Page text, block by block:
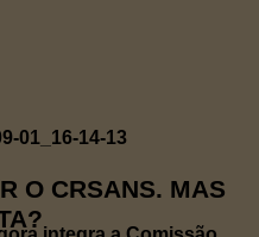
O CRSANS. MAS